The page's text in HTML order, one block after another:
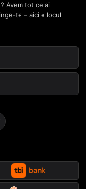
Avem tot ce ai
te – aici e locul